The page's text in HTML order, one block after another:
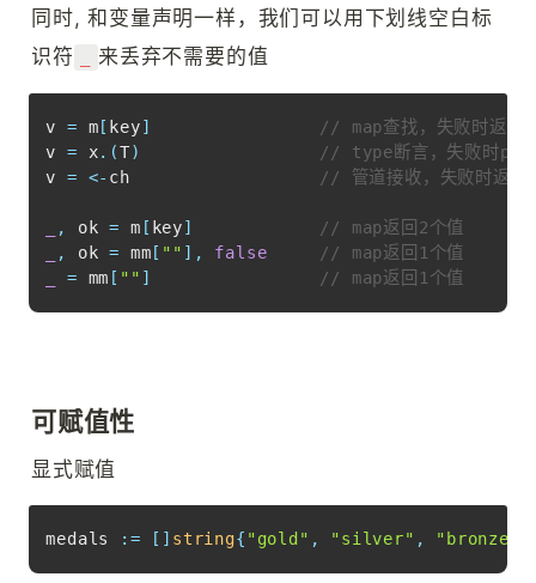
同时, 和变量声明一样，我们可以用下划线空白标
识符
来丢弃不需要的值
v = m [ key]
// map查找，失败时返回
v = x. (T)
// type断言，失败时
v = <- ch // 管道接收，失败时返回
, ok = m [ key]
// map返回2个值
, ok = mm [ "" ] , false
// map返回1个值
= mm [ "" ] // map返回1个值
可赋值性
显式赋值
medals := [ ] string{ "gold" , "silver" , "bronze"